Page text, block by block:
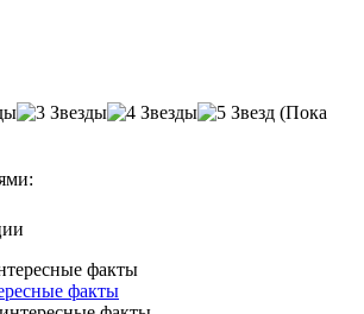
(Пока
факты